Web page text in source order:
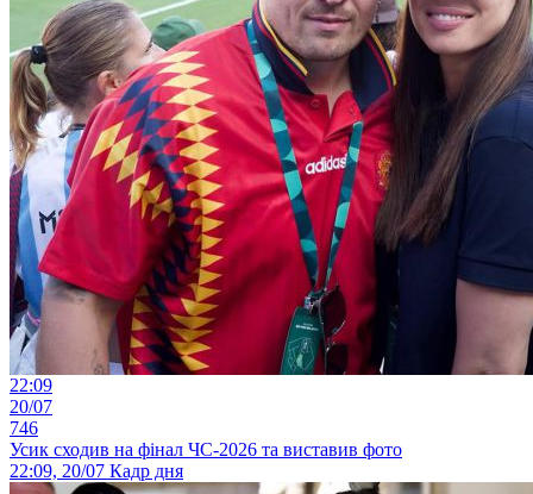
22:09
20/07
746
Усик сходив на фінал ЧС-2026 та виставив фото
22:09, 20/07 Кадр дня